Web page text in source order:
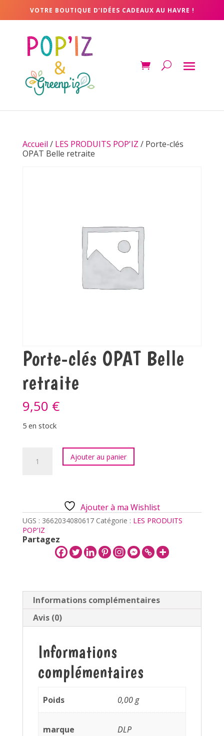
VOTRE BOUTIQUE D’IDÉES CADEAUX AU HAVRE !
Accueil / LES PRODUITS POP'IZ / Porte-clés
OPAT Belle retraite
Porte-clés OPAT Belle
retraite
9,50 €
5 en stock
Ajouter au panier
Ajouter à ma Wishlist
UGS : 3662034080617 Catégorie : LES PRODUITS
POP'IZ
Partagez
Informations complémentaires
Avis (0)
Informations
complémentaires
Poids 0,00 g
marque DLP